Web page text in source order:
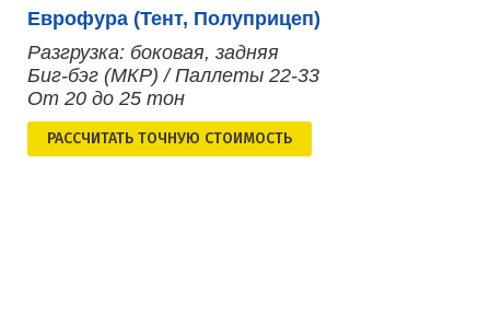
Еврофура (Тент, Полуприцеп)
Разгрузка: боковая, задняя
Биг-бэг (МКР) / Паллеты 22-33
От 20 до 25 тон
РАСCЧИТАТЬ ТОЧНУЮ СТОИМОСТЬ